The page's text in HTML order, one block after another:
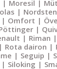
Moresil
Nordsten
Omfort
Riman
Rota dairon
Seguip
Siloking